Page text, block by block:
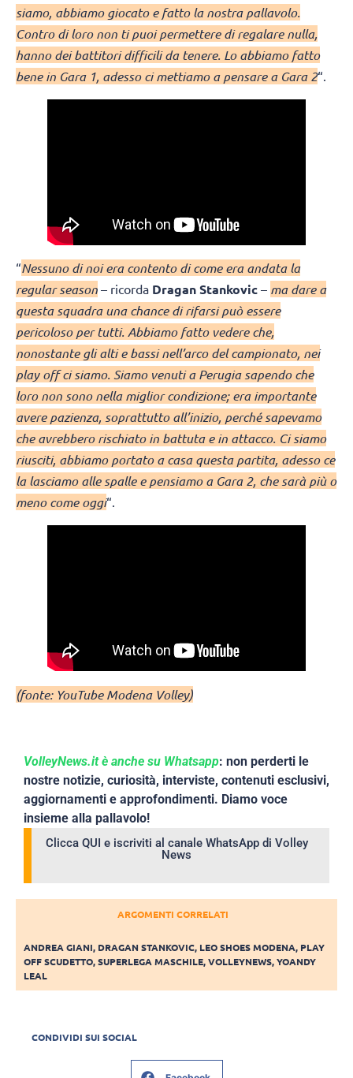
siamo, abbiamo giocato e fatto la nostra pallavolo.
Contro di loro non ti puoi permettere di regalare nulla,
hanno dei battitori difficili da tenere. Lo abbiamo fatto
bene in Gara 1, adesso ci mettiamo a pensare a Gara 2“.
“Nessuno di noi era contento di come era andata la
regular season – ricorda Dragan Stankovic – ma dare a
questa squadra una chance di rifarsi può essere
pericoloso per tutti. Abbiamo fatto vedere che,
nonostante gli alti e bassi nell’arco del campionato, nei
play off ci siamo. Siamo venuti a Perugia sapendo che
loro non sono nella miglior condizione; era importante
avere pazienza, soprattutto all’inizio, perché sapevamo
che avrebbero rischiato in battuta e in attacco. Ci siamo
riusciti, abbiamo portato a casa questa partita, adesso ce
la lasciamo alle spalle e pensiamo a Gara 2, che sarà più o
meno come oggi“.
(fonte: YouTube Modena Volley)
VolleyNews.it è anche su Whatsapp: non perderti le
nostre notizie, curiosità, interviste, contenuti esclusivi,
aggiornamenti e approfondimenti. Diamo voce
insieme alla pallavolo!
Clicca QUI e iscriviti al canale WhatsApp di Volley
News
ARGOMENTI CORRELATI
ANDREA GIANI, DRAGAN STANKOVIC, LEO SHOES MODENA, PLAY
OFF SCUDETTO,SUPERLEGA MASCHILE,VOLLEYNEWS,YOANDY
LEAL
CONDIVIDI SUI SOCIAL